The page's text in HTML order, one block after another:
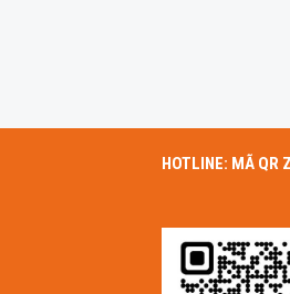
HOTLINE: MÃ QR